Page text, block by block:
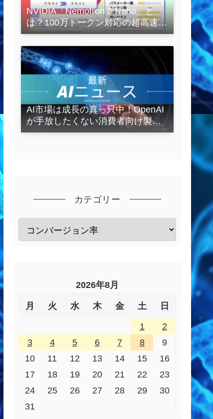
NVIDIA「Nemotron 3 Nano」と
は？100万トークン対応の超高速
LLMを徹底解説
AI市場は成長の真っ只中！OpenAI
が手放したくない消費者向け製品
とは？
カテゴリー
2026年8月
月 火 水 木 金 土 日
1
2
3
4 5 6 7 8
9
10
11 12 13 14 15
16
17
18 19 20 21 22
23
24
25 26 27 28 29
30
31